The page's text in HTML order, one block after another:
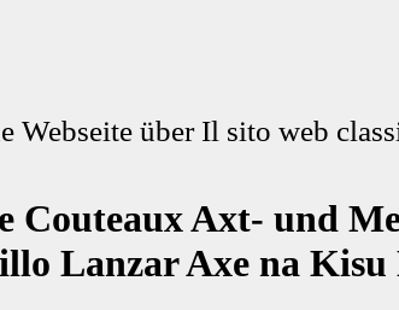
Webseite über Il sito web
CouteauxAxt- und
LanzarAxe na